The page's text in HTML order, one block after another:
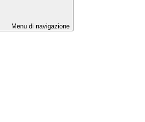
Menu di navigazione